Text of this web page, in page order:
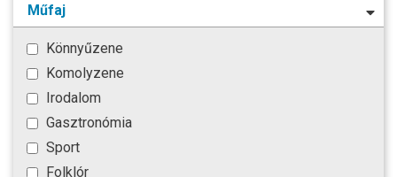
Műfaj
Könnyűzene
Komolyzene
Irodalom
Gasztronómia
Sport
Folklór